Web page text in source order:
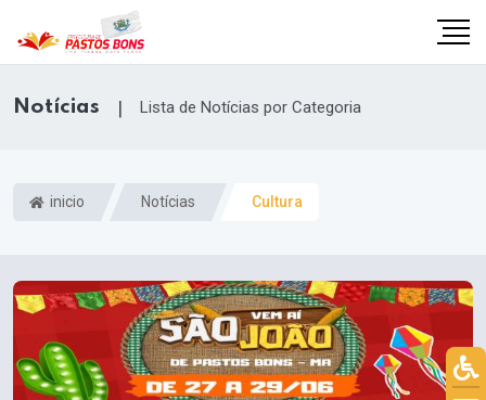
Notícias | Lista de Notícias por Categoria
inicio Notícias Cultura